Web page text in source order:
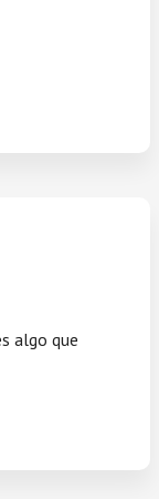
algo que